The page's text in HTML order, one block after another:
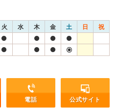
火 水 木 金 土 日 祝
電話 公式サイト